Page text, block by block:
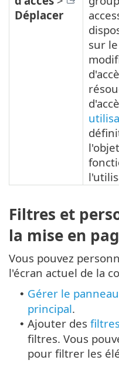
Déplacer
sur
Filtres et
la mise en
Vous pouvez
l'écran actuel de la
• Gérer le
principal.
• Ajouter des filtres
filtres. Vous
pour filtrer les